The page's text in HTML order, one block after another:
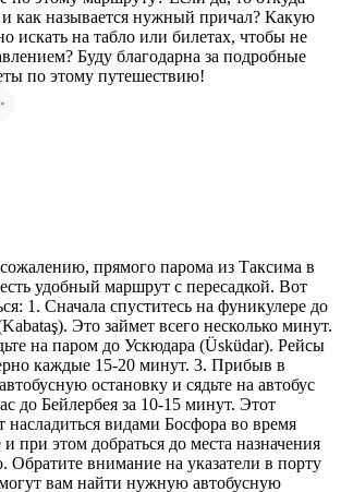
как называется нужный причал? Какую
на табло или билетах, чтобы не
Буду благодарна за подробные
по этому путешествию!
прямого парома из Таксима в
удобный маршрут с пересадкой. Вот
1. Сначала спуститесь на фуникулере до
Это займет всего несколько минут.
на паром до Ускюдара (Üsküdar). Рейсы
каждые 15-20 минут. 3. Прибыв в
остановку и сядьте на автобус
до Бейлербея за 10-15 минут. Этот
насладиться видами Босфора во время
при этом добраться до места назначения
Обратите внимание на указатели в порту
вам найти нужную автобусную